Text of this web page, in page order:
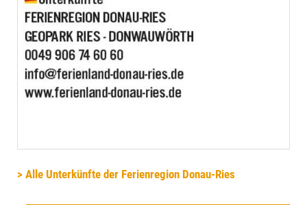
> Alle Unterkünfte der Ferienregion Donau-Ries